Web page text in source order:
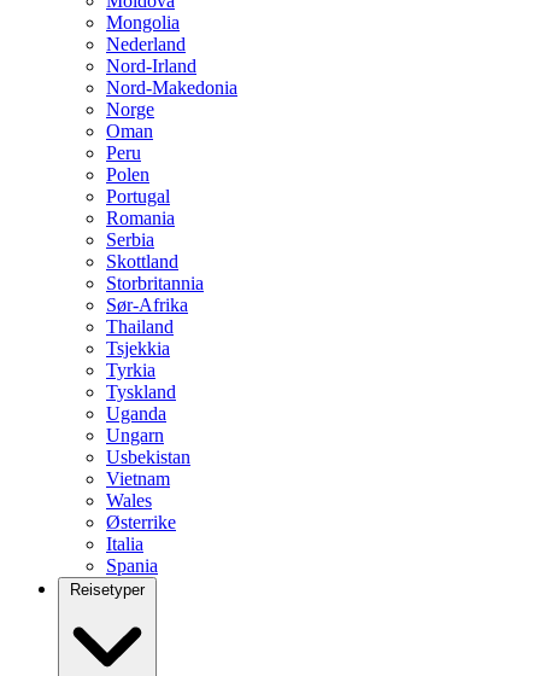
Mongolia
Nederland
Nord-Irland
Nord-Makedonia
Norge
Oman
Peru
Polen
Portugal
Romania
Serbia
Skottland
Storbritannia
Sør-Afrika
Thailand
Tsjekkia
Tyrkia
Tyskland
Uganda
Ungarn
Usbekistan
Vietnam
Wales
Østerrike
Italia
Spania
Reisetyper